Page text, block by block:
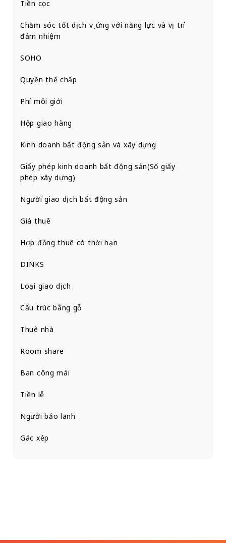
Tiền cọc
Chăm sóc tốt dịch vụ ứng với năng lực và vị trí
đảm nhiệm
SOHO
Quyền thế chấp
Phí môi giới
Hộp giao hàng
Kinh doanh bất động sản và xây dựng
Giấy phép kinh doanh bất động sản(Số giấy
phép xây dựng)
Người giao dịch bất động sản
Giá thuê
Hợp đồng thuê có thời hạn
DINKS
Loại giao dịch
Cấu trúc bằng gỗ
Thuê nhà
Room share
Ban công mái
Tiền lễ
Người bảo lãnh
Gác xép